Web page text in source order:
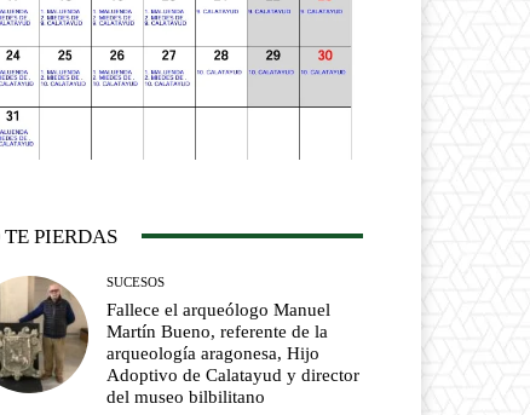
TE PIERDAS
SUCESOS
Fallece el arqueólogo Manuel
Martín Bueno, referente de la
arqueología aragonesa, Hijo
Adoptivo de Calatayud y director
del museo bilbilitano